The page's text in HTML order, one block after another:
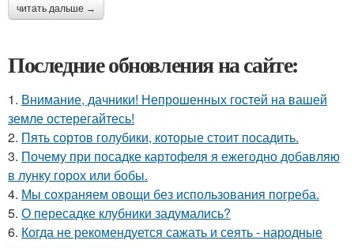
читать дальше →
Последние обновления на сайте:
1. Внимание, дачники! Непрошенных гостей на вашей
земле остерегайтесь!
2. Пять сортов голубики, которые стоит посадить.
3. Почему при посадке картофеля я ежегодно добавляю
в лунку горох или бобы.
4. Мы сохраняем овощи без использования погреба.
5. О пересадке клубники задумались?
6. Когда не рекомендуется сажать и сеять - народные